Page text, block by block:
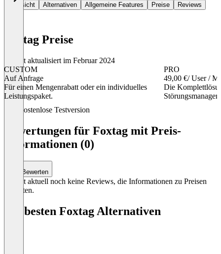
Übersicht Alternativen Allgemeine Features Preise Reviews
Foxtag Preise
Zuletzt aktualisiert im Februar 2024
CUSTOM
Auf Anfrage
Für einen Mengenrabatt oder ein individuelles
Leistungspaket.
PRO
49,00 €/ User /
Die
Kostenlose Testversion
Bewertungen für Foxtag mit Preis-
Informationen (0)
Bewerten
Es gibt aktuell noch keine Reviews, die Informationen zu Preisen
enthalten.
Die besten Foxtag Alternativen